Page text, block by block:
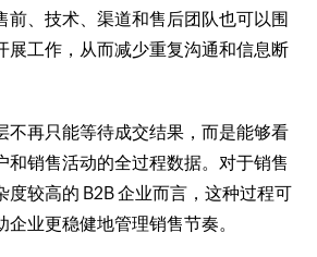
前、技术、渠道和售后团队也可以围
展工作，从而减少重复沟通和信息断
不再只能等待成交结果，而是能够看
和销售活动的全过程数据。对于销售
度较高的 B2B 企业而言，这种过程可
业更稳健地管理销售节奏。